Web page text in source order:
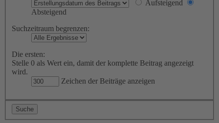
Aufsteigend
Absteigend
Suchzeitraum begrenzen:
Die ersten:
Stelle 0 als Wert ein, damit der komplette Beitrag angezeigt
wird.
Zeichen der Beiträge anzeigen